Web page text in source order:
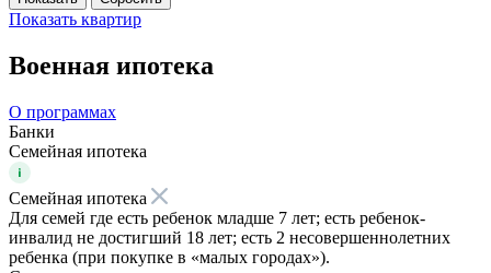
Показать квартир
Военная ипотека
О программах
Банки
Семейная ипотека
Семейная ипотека
Для семей где есть ребенок младше 7 лет; есть ребенок-
инвалид не достигший 18 лет; есть 2 несовершеннолетних
ребенка (при покупке в «малых городах»).